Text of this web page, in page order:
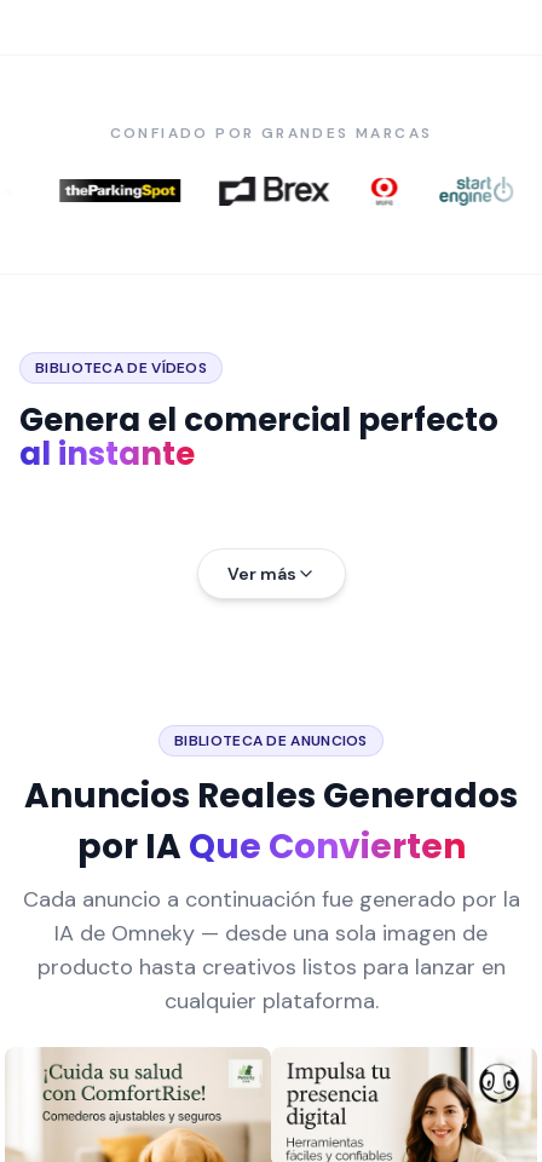
CONFIADO POR GRANDES MARCAS
BIBLIOTECA DE VÍDEOS
Genera el comercial perfecto
al instante
Ver más
BIBLIOTECA DE ANUNCIOS
Anuncios Reales Generados
por IA Que Convierten
Cada anuncio a continuación fue generado por la
IA de Omneky — desde una sola imagen de
producto hasta creativos listos para lanzar en
cualquier plataforma.